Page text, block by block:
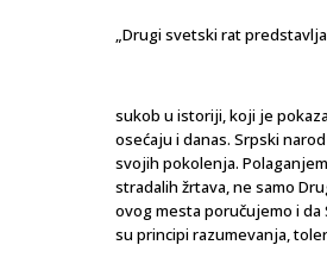
„Drugi svetski rat
sukob u istoriji, koji je
osećaju i danas. Srpski
svojih pokolenja.
stradalih žrtava, ne samo
ovog mesta poručujemo i da
su principi razumevanja,